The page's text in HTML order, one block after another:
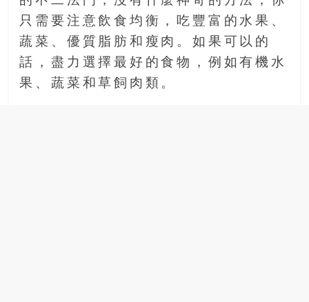
只需要注意飲食均衡，吃豐富的水果、
蔬菜、優質脂肪和瘦肉。如果可以的
話，盡力選擇最好的食物，例如有機水
果、蔬菜和草飼肉類。